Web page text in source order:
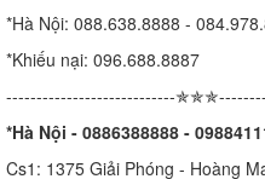
*Hà Nội: 088.638.8888 -
*Khiếu nại: 096.688.8887
----------------------------
*Hà Nội - 0886388888 -
Cs1: 1375 Giải Phóng - Hoàng